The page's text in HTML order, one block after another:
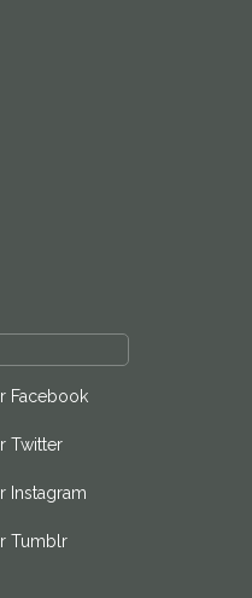
Facebook
Twitter
Instagram
Tumblr